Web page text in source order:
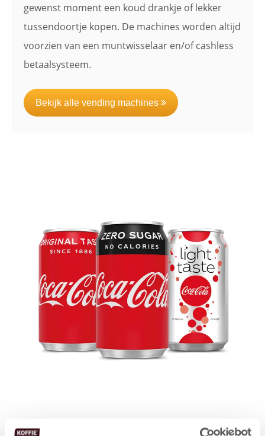
gewenst moment een koud drankje of lekker
tussendoortje kopen. De machines worden altijd
voorzien van een muntwisselaar en/of cashless
betaalsysteem.
Bekijk alle vending machines